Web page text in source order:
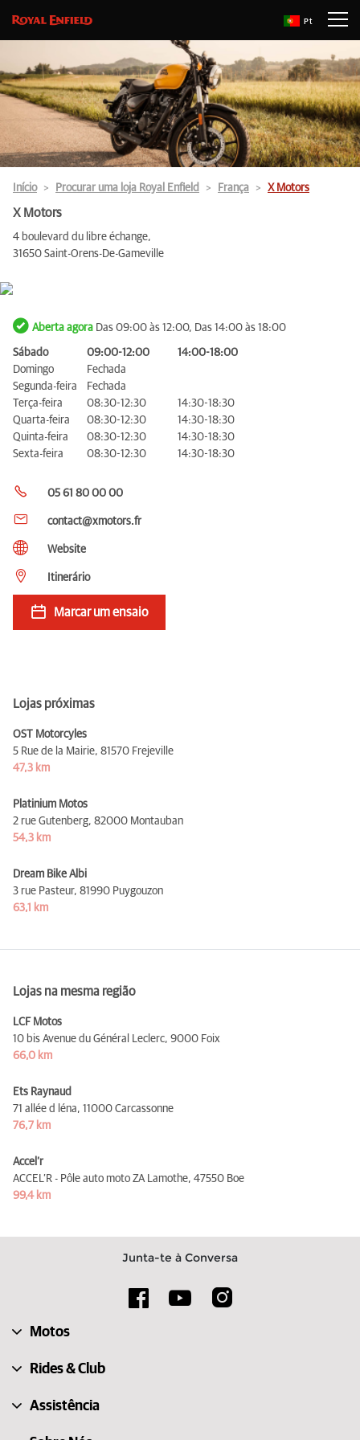
Pt
Início Procurar uma loja Royal Enfield França X Motors
X Motors
4 boulevard du libre échange,
31650 Saint-Orens-De-Gameville
Aberta agora Das 09:00 às 12:00, Das 14:00 às 18:00
Sábado 09:00-12:00
14:00-18:00
Domingo
Fechada
Segunda-feira
Fechada
Terça-feira
08:30-12:30
14:30-18:30
Quarta-feira
08:30-12:30
14:30-18:30
Quinta-feira
08:30-12:30
14:30-18:30
Sexta-feira
08:30-12:30 14:30-18:30
05 61 80 00 00
contact@xmotors.fr
Website
Itinerário
Marcar um ensaio
Lojas próximas
OST Motorcyles
5 Rue de la Mairie, 81570 Frejeville
47,3 km
Platinium Motos
2 rue Gutenberg, 82000 Montauban
54,3 km
Dream Bike Albi
3 rue Pasteur, 81990 Puygouzon
63,1 km
Lojas na mesma região
LCF Motos
10 bis Avenue du Général Leclerc, 9000 Foix
66,0 km
Ets Raynaud
71 allée d léna, 11000 Carcassonne
76,7 km
Accel’r
ACCEL’R - Pôle auto moto ZA Lamothe, 47550 Boe
99,4 km
Junta-te à Conversa
Motos
Rides & Club
Assistência